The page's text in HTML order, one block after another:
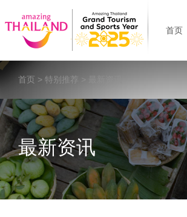
首页
首页 > 特别推荐 > 最新资讯
最新资讯